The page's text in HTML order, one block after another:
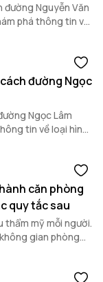
đường Nguyễn Văn
phá thông tin về
đường Ngọc
Ngọc Lâm
tin về loại hình
căn phòng
quy tắc sau
thẩm mỹ mỗi người.
gian phòng